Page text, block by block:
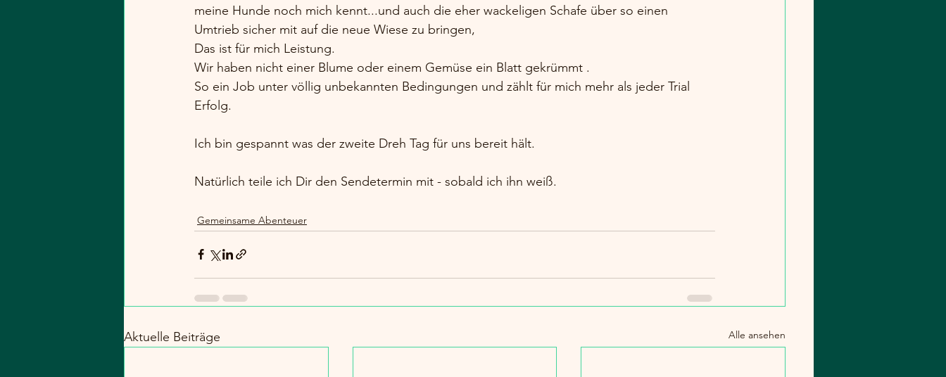
meine Hunde noch mich kennt...und auch die eher wackeligen Schafe über so einen
Umtrieb sicher mit auf die neue Wiese zu bringen,
Das ist für mich Leistung.
Wir haben nicht einer Blume oder einem Gemüse ein Blatt gekrümmt .
So ein Job unter völlig unbekannten Bedingungen und zählt für mich mehr als jeder Trial
Erfolg.
Ich bin gespannt was der zweite Dreh Tag für uns bereit hält.
Natürlich teile ich Dir den Sendetermin mit - sobald ich ihn weiß.
Gemeinsame Abenteuer
Aktuelle Beiträge Alle ansehen